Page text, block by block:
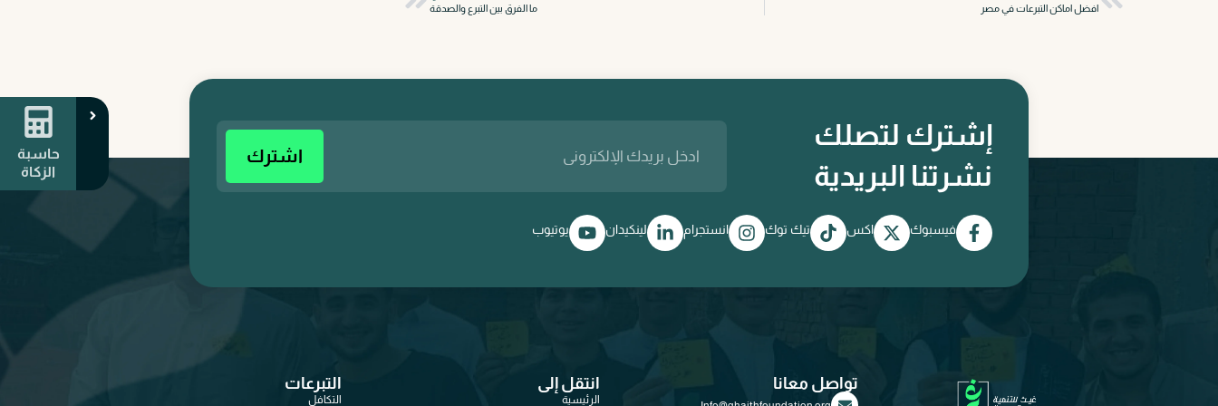
حاسبة
الزكاة
افضل اماكن التبرعات في مصر ما الفرق بين التبرع والصدقة
إشترك لتصلك
نشرتنا البريدية
اشترك
فيسبوك اكس تيك توك انستجرام لينكيدان يوتيوب
تواصل معانا انتقل إلى
الرئيسية
التبرعات
التكافل